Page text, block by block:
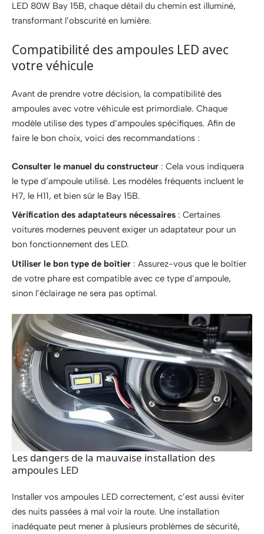
LED 80W Bay 15B, chaque détail du chemin est illuminé,
transformant l’obscurité en lumière.
Compatibilité des ampoules LED avec
votre véhicule
Avant de prendre votre décision, la compatibilité des
ampoules avec votre véhicule est primordiale. Chaque
modèle utilise des types d’ampoules spécifiques. Afin de
faire le bon choix, voici des recommandations :
Consulter le manuel du constructeur : Cela vous indiquera
le type d’ampoule utilisé. Les modèles fréquents incluent le
H7, le H11, et bien sûr le Bay 15B.
Vérification des adaptateurs nécessaires : Certaines
voitures modernes peuvent exiger un adaptateur pour un
bon fonctionnement des LED.
Utiliser le bon type de boîtier : Assurez-vous que le boîtier
de votre phare est compatible avec ce type d’ampoule,
sinon l’éclairage ne sera pas optimal.
Les dangers de la mauvaise installation des
ampoules LED
Installer vos ampoules LED correctement, c’est aussi éviter
des nuits passées à mal voir la route. Une installation
inadéquate peut mener à plusieurs problèmes de sécurité,